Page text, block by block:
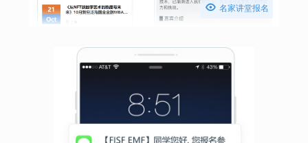
 名家讲堂报名